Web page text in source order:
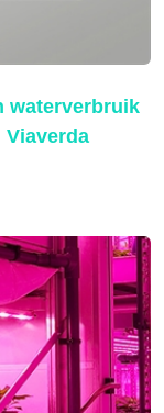
waterverbruik
Viaverda